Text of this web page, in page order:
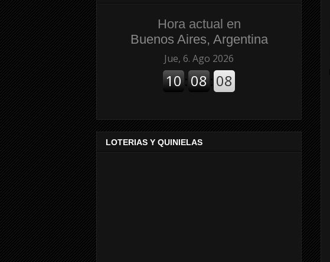
Hora actual en
Buenos Aires, Argentina
LOTERIAS Y QUINIELAS